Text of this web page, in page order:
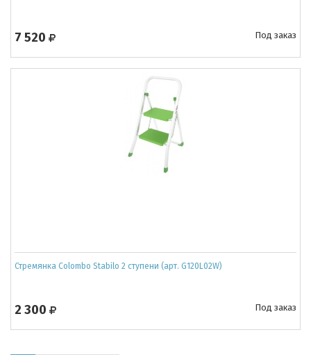
7 520 Под заказ
Стремянка Colombo Stabilo 2 ступени (арт. G120L02W)
2 300 Под заказ